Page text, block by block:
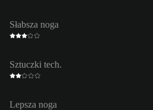
Słabsza noga
Sztuczki tech.
Lepsza noga